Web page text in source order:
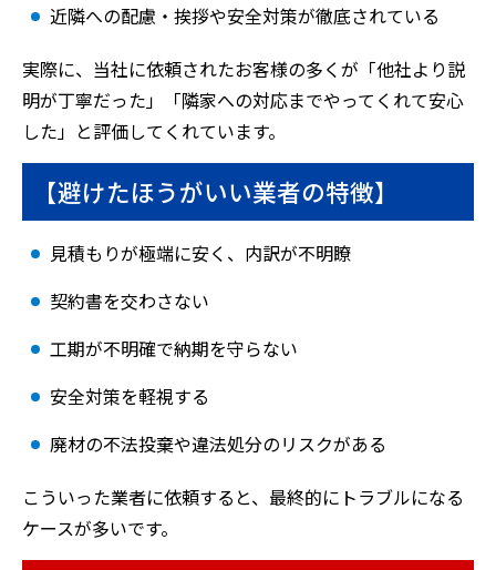
近隣への配慮・挨拶や安全対策が徹底されている
実際に、当社に依頼されたお客様の多くが「他社より説
明が丁寧だった」「隣家への対応までやってくれて安心
した」と評価してくれています。
【避けたほうがいい業者の特徴】
見積もりが極端に安く、内訳が不明瞭
契約書を交わさない
工期が不明確で納期を守らない
安全対策を軽視する
廃材の不法投棄や違法処分のリスクがある
こういった業者に依頼すると、最終的にトラブルになる
ケースが多いです。